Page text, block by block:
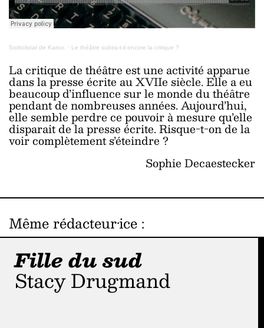
Soittolistat de Karoo. · Le théâtre subira-t-il encore la critique ?
La critique de théâtre est une activité apparue
dans la presse écrite au XVIIe siècle. Elle a eu
beaucoup d’influence sur le monde du théâtre
pendant de nombreuses années. Aujourd’hui,
elle semble perdre ce pouvoir à mesure qu’elle
disparait de la presse écrite. Risque-t-on de la
voir complètement s’éteindre ?
Sophie Decaestecker
Même rédacteur·ice :
Fille du sud
Stacy Drugmand